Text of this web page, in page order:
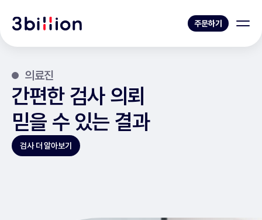
주문하기
의료진
간편한 검사 의뢰
믿을 수 있는 결과
검사 더 알아보기